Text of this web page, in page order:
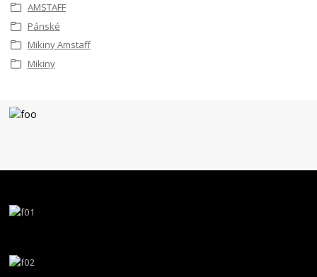
AMSTAFF
Pánské
Mikiny Amstaff
Mikiny